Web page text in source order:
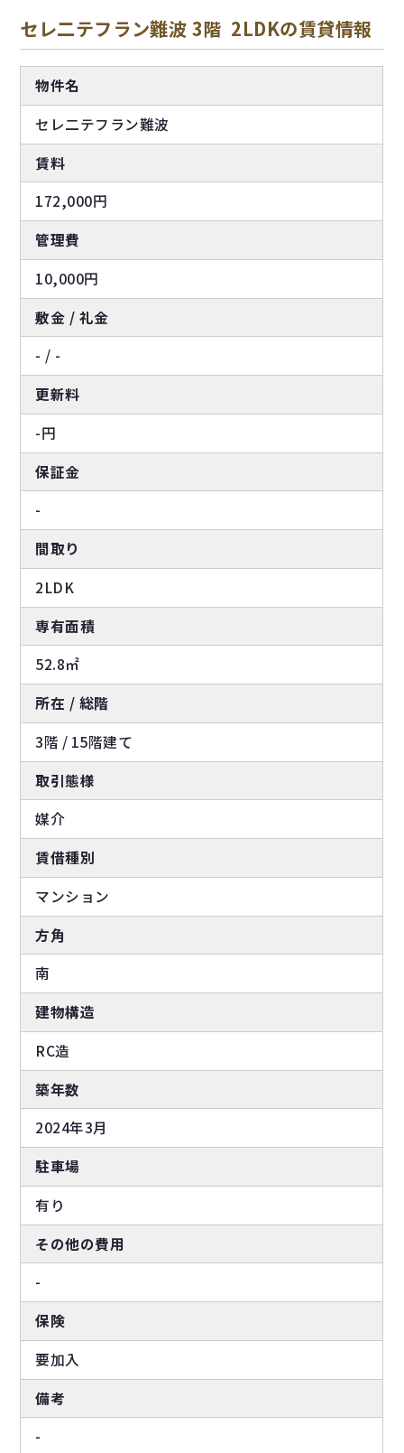
セレ二テフラン難波 3階 2LDKの賃貸情報
物件名
セレ二テフラン難波
賃料
172,000円
管理費
10,000円
敷金 / 礼金
- / -
更新料
-円
保証金
-
間取り
2LDK
専有面積
52.8㎡
所在 / 総階
3階 / 15階建て
取引態様
媒介
賃借種別
マンション
方角
南
建物構造
RC造
築年数
2024年3月
駐車場
有り
その他の費用
-
保険
要加入
備考
-